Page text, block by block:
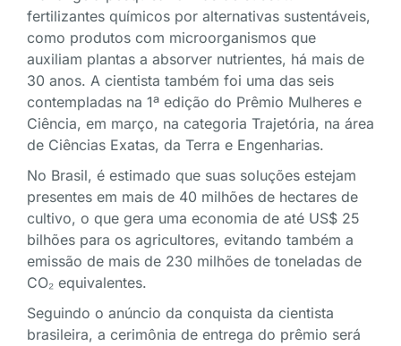
fertilizantes químicos por alternativas sustentáveis,
como produtos com microorganismos que
auxiliam plantas a absorver nutrientes, há mais de
30 anos. A cientista também foi uma das seis
contempladas na 1ª edição do Prêmio Mulheres e
Ciência, em março, na categoria Trajetória, na área
de Ciências Exatas, da Terra e Engenharias.
No Brasil, é estimado que suas soluções estejam
presentes em mais de 40 milhões de hectares de
cultivo, o que gera uma economia de até US$ 25
bilhões para os agricultores, evitando também a
emissão de mais de 230 milhões de toneladas de
CO₂ equivalentes.
Seguindo o anúncio da conquista da cientista
brasileira, a cerimônia de entrega do prêmio será